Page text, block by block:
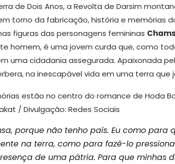
de Dois Anos, a Revolta de Darsim
torno da fabricação, história e memórias
figuras das personagens femininas
homem, é uma jovem curda que, como
uma cidadania assegurada. Apaixonada
na inescapável vida em uma terra que
/ Divulgação: Redes Sociais
porque não tenho país. Eu como para
na terra, como para fazê-lo
de uma pátria. Para que minhas